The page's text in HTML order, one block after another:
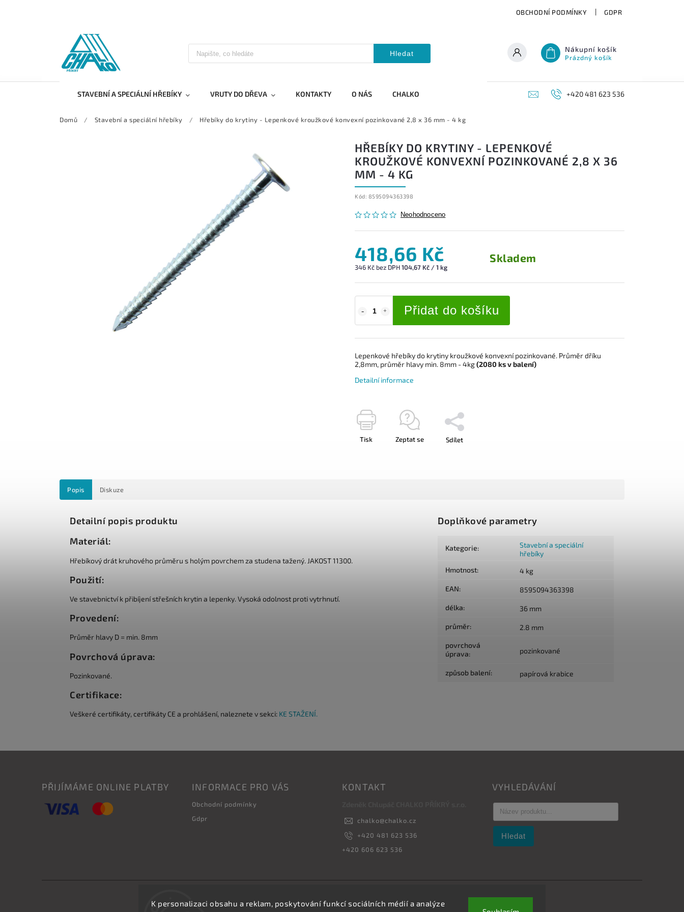
K personalizaci obsahu a reklam, poskytování funkcí sociálních médií a analýze
OBCHODNÍ PODMÍNKY GDPR
Hledat Nákupní košík
Prázdný košík
STAVEBNÍ A SPECIÁLNÍ HŘEBÍKY VRUTY DO DŘEVA KONTAKTY O NÁS CHALKO +420 481 623 536
Domů / Stavební a speciální hřebíky / Hřebíky do krytiny - Lepenkové kroužkové konvexní pozinkované 2,8 x 36 mm - 4 kg
HŘEBÍKY DO KRYTINY - LEPENKOVÉ
KROUŽKOVÉ KONVEXNÍ POZINKOVANÉ 2,8 X 36
MM - 4 KG
Kód: 8595094363398
Neohodnoceno
418,66 Kč
346 Kč bez DPH104,67 Kč / 1 kg
Skladem
Přidat do košíku
Lepenkové hřebíky do krytiny kroužkové konvexní pozinkované. Průměr dříku
2,8mm, průměr hlavy min. 8mm - 4kg(2080ksv balení)
Detailní informace
Tisk Zeptat se Sdílet
Popis Diskuze
Detailní popis produktu
Materiál:
Hřebíkový drát kruhového průměru s holým povrchem za studena tažený. JAKOST 11300.
Použití:
Ve stavebnictví k přibíjení střešních krytin a lepenky. Vysoká odolnost proti vytrhnutí.
Provedení:
Průměr hlavy D = min. 8mm
Povrchová úprava:
Pozinkované.
Certifikace:
Veškeré certifikáty, certifikáty CE a prohlášení, naleznete v sekci: KE STAŽENÍ.
Doplňkové parametry
Kategorie:
Stavební a speciální
hřebíky
Hmotnost: 4 kg
EAN: 8595094363398
délka: 36 mm
průměr: 2.8 mm
povrchová
úprava: pozinkované
způsob balení: papírová krabice
PŘIJÍMÁME ONLINE PLATBY INFORMACE PRO VÁS
Obchodní podmínky
Gdpr
KONTAKT
chalko@chalko.cz
+420 481 623 536
+420 606 623 536
VYHLEDÁVÁNÍ
Hledat
Copyright 2026Vyrábíme hřebíky . Všechna práva vyhrazena.